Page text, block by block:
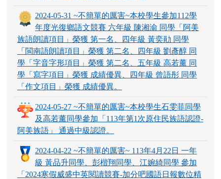
2024-05-31 ~不簡單的厲害~本校學生參加112學
年度光復鄉語文競賽 六年級 陳湘渝 同學「阿美
族語朗讀項目」榮獲 第一名、四年級 黃奕勛 同學
「閩南語朗讀項目」榮獲 第二名、四年級 劉彥醇 同
學「字音字形項目」榮獲 第二名、五年級 高若薰 同
學「寫字項目」榮獲 成績優異、四年級 曾語彤 同學
「作文項目」榮獲 成績優異。
2024-05-27 ~不簡單的厲害~本校學生石雯菲同學
及高若薰同學參加「113年第1次原住民族語認證-
阿美族語」 通過中級認證。
2024-04-22 ~不簡單的厲害~ 113年4月22日 一年
級 黃品升同學、彭楷翔同學、江婉綺同學 參加
「2024寒假威盛中英閱讀競賽-加分吧國語日報數位精